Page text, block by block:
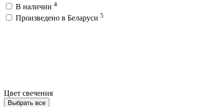
В наличии 4
Произведено в Беларуси 5
Цвет свечения
Выбрать все